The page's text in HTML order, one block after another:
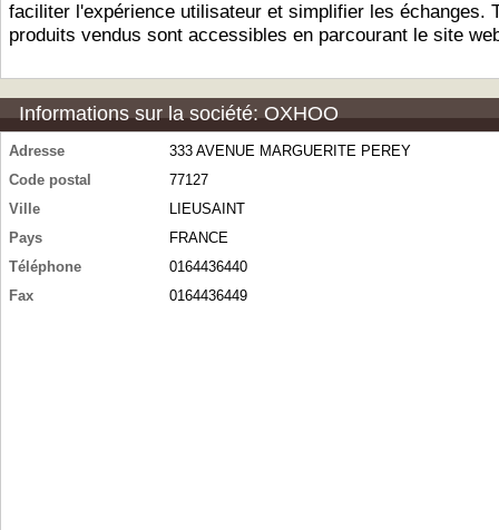
faciliter l'expérience utilisateur et simplifier les échanges.
produits vendus sont accessibles en parcourant le site
Informations sur la société: OXHOO
Adresse
333 AVENUE MARGUERITE PEREY
Code postal
77127
Ville
LIEUSAINT
Pays
FRANCE
Téléphone
0164436440
Fax
0164436449